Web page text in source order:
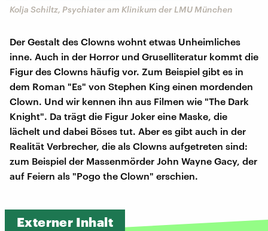
Kolja Schiltz, Psychiater am Klinikum der LMU München
Der Gestalt des Clowns wohnt etwas Unheimliches
inne. Auch in der Horror und Gruselliteratur kommt die
Figur des Clowns häufig vor. Zum Beispiel gibt es in
dem Roman "Es" von Stephen King einen mordenden
Clown. Und wir kennen ihn aus Filmen wie "The Dark
Knight". Da trägt die Figur Joker eine Maske, die
lächelt und dabei Böses tut. Aber es gibt auch in der
Realität Verbrecher, die als Clowns aufgetreten sind:
zum Beispiel der Massenmörder John Wayne Gacy, der
auf Feiern als "Pogo the Clown" erschien.
Externer Inhalt